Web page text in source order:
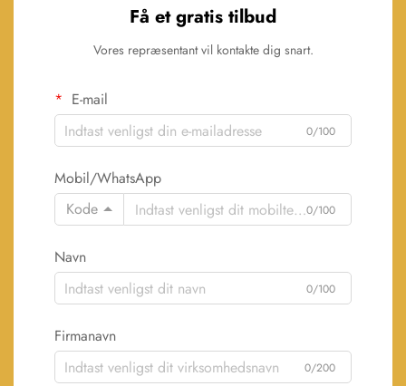
Få et gratis tilbud
Vores repræsentant vil kontakte dig snart.
E-mail
0/100
Mobil/WhatsApp
Kode
0/100
Navn
0/100
Firmanavn
0/200